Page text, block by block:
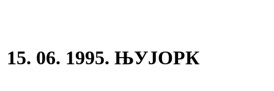
15. 06. 1995. ЊУЈОРК